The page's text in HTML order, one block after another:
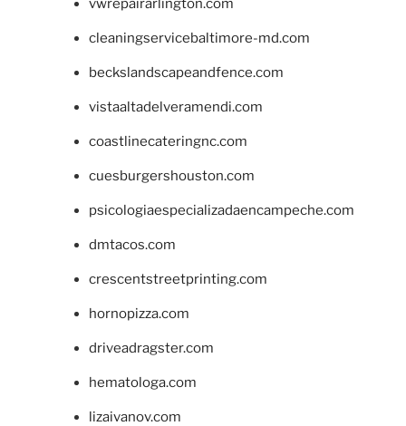
vwrepairarlington.com
cleaningservicebaltimore-md.com
beckslandscapeandfence.com
vistaaltadelveramendi.com
coastlinecateringnc.com
cuesburgershouston.com
psicologiaespecializadaencampeche.com
dmtacos.com
crescentstreetprinting.com
hornopizza.com
driveadragster.com
hematologa.com
lizaivanov.com